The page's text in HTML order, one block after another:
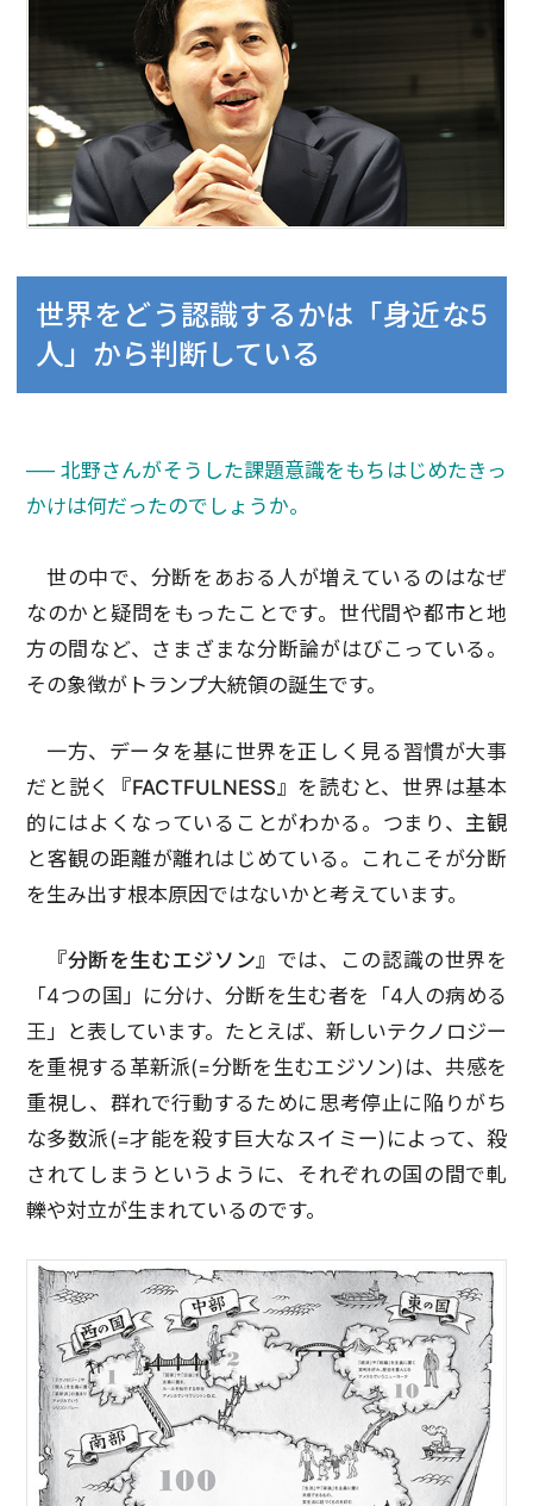
世界をどう認識するかは「身近な5
人」から判断している
── 北野さんがそうした課題意識をもちはじめたきっ
かけは何だったのでしょうか。
世の中で、分断をあおる人が増えているのはなぜ
なのかと疑問をもったことです。世代間や都市と地
方の間など、さまざまな分断論がはびこっている。
その象徴がトランプ大統領の誕生です。
一方、データを基に世界を正しく見る習慣が大事
だと説く
『FACTFULNESS』 を読むと、世界は基本
的にはよくなっていることがわかる。つまり、主観
と客観の距離が離れはじめている。これこそが分断
を生み出す根本原因ではないかと考えています。
『分断を生むエジソン』 では、この認識の世界を
「4つの国」に分け、分断を生む者を「4人の病める
王」と表しています。たとえば、新しいテクノロジー
を重視する革新派(=分断を生むエジソン)は、共感を
重視し、群れで行動するために思考停止に陥りがち
な多数派(=才能を殺す巨大なスイミー)によって、殺
されてしまうというように、それぞれの国の間で軋
轢や対立が生まれているのです。